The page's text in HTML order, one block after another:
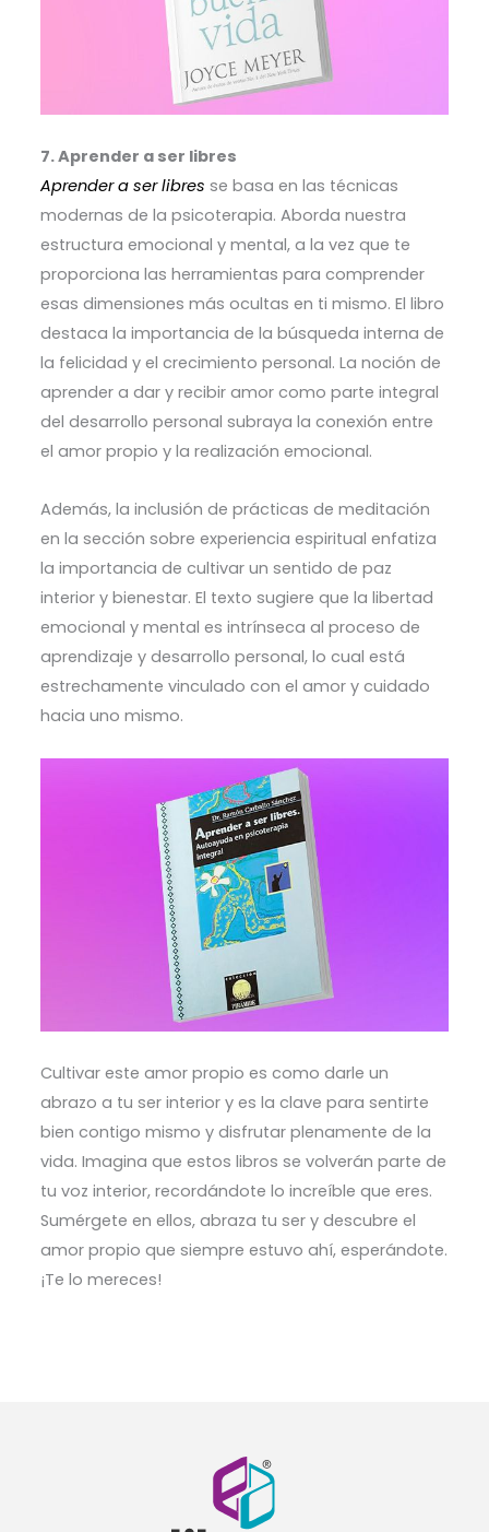
7. Aprender a ser libres
Aprender a ser libres se basa en las técnicas
modernas de la psicoterapia. Aborda nuestra
estructura emocional y mental, a la vez que te
proporciona las herramientas para comprender
esas dimensiones más ocultas en ti mismo. El libro
destaca la importancia de la búsqueda interna de
la felicidad y el crecimiento personal. La noción de
aprender a dar y recibir amor como parte integral
del desarrollo personal subraya la conexión entre
el amor propio y la realización emocional.
Además, la inclusión de prácticas de meditación
en la sección sobre experiencia espiritual enfatiza
la importancia de cultivar un sentido de paz
interior y bienestar. El texto sugiere que la libertad
emocional y mental es intrínseca al proceso de
aprendizaje y desarrollo personal, lo cual está
estrechamente vinculado con el amor y cuidado
hacia uno mismo.
Cultivar este amor propio es como darle un
abrazo a tu ser interior y es la clave para sentirte
bien contigo mismo y disfrutar plenamente de la
vida. Imagina que estos libros se volverán parte de
tu voz interior, recordándote lo increíble que eres.
Sumérgete en ellos, abraza tu ser y descubre el
amor propio que siempre estuvo ahí, esperándote.
¡Te lo mereces!